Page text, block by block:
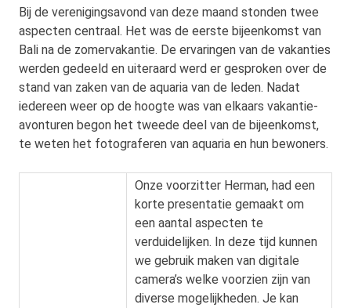
Bij de verenigingsavond van deze maand stonden twee
aspecten centraal. Het was de eerste bijeenkomst van
Bali na de zomervakantie. De ervaringen van de vakanties
werden gedeeld en uiteraard werd er gesproken over de
stand van zaken van de aquaria van de leden. Nadat
iedereen weer op de hoogte was van elkaars vakantie-
avonturen begon het tweede deel van de bijeenkomst,
te weten het fotograferen van aquaria en hun bewoners.
Onze voorzitter Herman, had een
korte presentatie gemaakt om
een aantal aspecten te
verduidelijken. In deze tijd kunnen
we gebruik maken van digitale
camera’s welke voorzien zijn van
diverse mogelijkheden. Je kan